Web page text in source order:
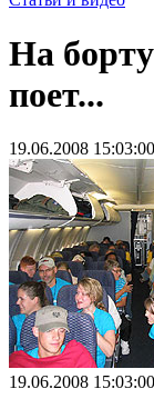
На
поет...
19.06.2008 15:03:00
19.06.2008 15:03:00